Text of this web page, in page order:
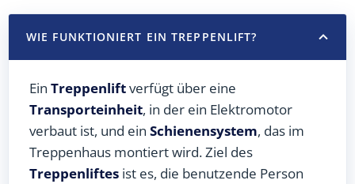
WIE FUNKTIONIERT EIN TREPPENLIFT?
Ein Treppenliftverfügt über eine
Transporteinheit, in der ein Elektromotor
verbaut ist, und ein Schienensystem, das im
Treppenhaus montiert wird. Ziel des
Treppenliftes ist es, die benutzende Person